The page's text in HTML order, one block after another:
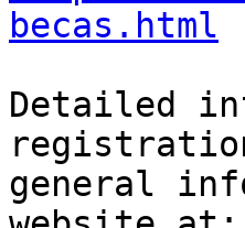
becas.html
Detailed
general